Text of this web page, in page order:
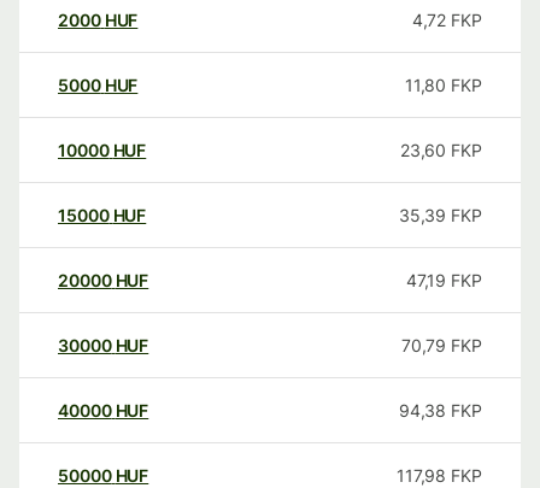
2000 HUF 4,72 FKP
5000 HUF 11,80 FKP
10000 HUF 23,60 FKP
15000 HUF 35,39 FKP
20000 HUF 47,19 FKP
30000 HUF 70,79 FKP
40000 HUF 94,38 FKP
50000 HUF 117,98 FKP